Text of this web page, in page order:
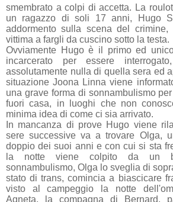
smembrato a colpi di accetta. La
un ragazzo di soli 17 anni, Hugo
addormento sulla scena del
vittima a fargli da cuscino sotto la testa.
Ovviamente Hugo è il primo ed
incarcerato per essere
assolutamente nulla di quella sera ed
situazione Joona Linna viene
una grave forma di sonnambulismo
fuori casa, in luoghi che non
minima idea di come ci sia arrivato.
In mancanza di prove Hugo viene
sere successive va a trovare Olga,
doppio dei suoi anni e con cui si sta
la notte viene colpito da un
sonnambulismo, Olga lo sveglia di
stato di trans, comincia a biascicare
visto al campeggio la notte
Agneta, la compagna di Bernard,